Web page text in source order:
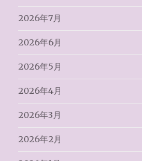
2026年7月
2026年6月
2026年5月
2026年4月
2026年3月
2026年2月